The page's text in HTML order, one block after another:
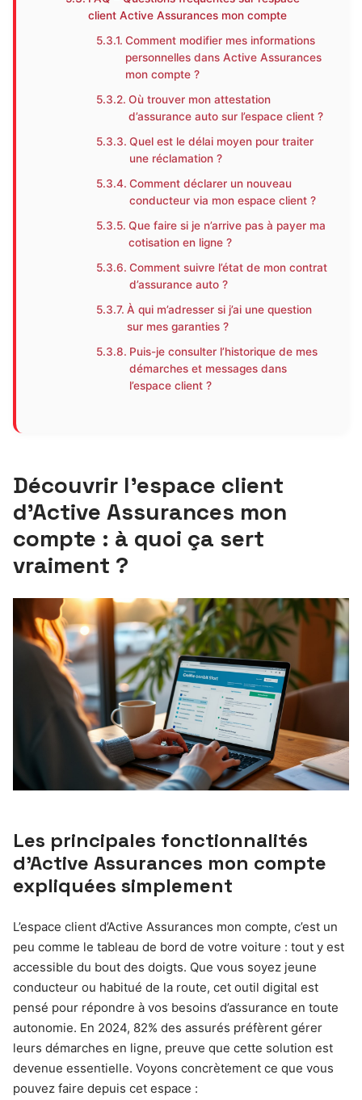
client Active Assurances mon compte
Comment modifier mes informations
personnelles dans Active Assurances
mon compte ?
Où trouver mon attestation
d’assurance auto sur l’espace client ?
Quel est le délai moyen pour traiter
une réclamation ?
Comment déclarer un nouveau
conducteur via mon espace client ?
Que faire si je n’arrive pas à payer ma
cotisation en ligne ?
Comment suivre l’état de mon contrat
d’assurance auto ?
À qui m’adresser si j’ai une question
sur mes garanties ?
Puis-je consulter l’historique de mes
démarches et messages dans
l’espace client ?
Découvrir l’espace client
d’Active Assurances mon
compte : à quoi ça sert
vraiment ?
Les principales fonctionnalités
d’Active Assurances mon compte
expliquées simplement
L’espace client d’Active Assurances mon compte, c’est un
peu comme le tableau de bord de votre voiture : tout y est
accessible du bout des doigts. Que vous soyez jeune
conducteur ou habitué de la route, cet outil digital est
pensé pour répondre à vos besoins d’assurance en toute
autonomie. En 2024, 82% des assurés préfèrent gérer
leurs démarches en ligne, preuve que cette solution est
devenue essentielle. Voyons concrètement ce que vous
pouvez faire depuis cet espace :